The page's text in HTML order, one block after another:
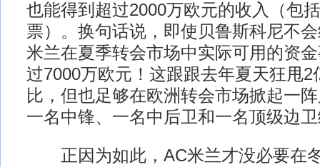
也能得到超过2000万欧元的收入（包
票）。换句话说，即使贝鲁斯科尼不
米兰在夏季转会市场中实际可用的资
过7000万欧元！这跟跟去年夏天狂甩2
比，但也足够在欧洲转会市场掀起一
一名中锋、一名中后卫和一名顶级边
正因为如此，AC米兰才没必要在